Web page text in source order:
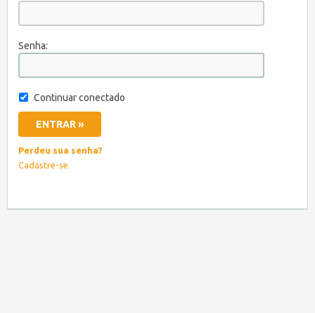
Senha:
Continuar conectado
Perdeu sua senha?
Cadastre-se